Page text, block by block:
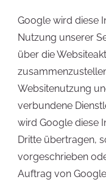
Google wird diese
Nutzung unserer
über die
Websitenutzung
verbundene
wird Google diese
Dritte übertragen,
vorgeschrieben
Auftrag von